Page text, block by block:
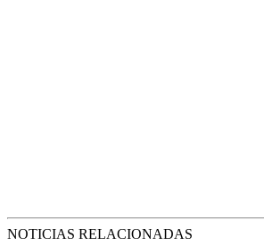
NOTICIAS RELACIONADAS